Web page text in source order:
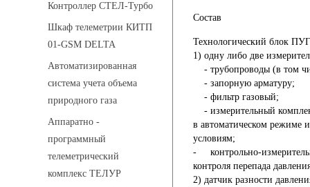
Контроллер СТЕЛ-Турбо
Шкаф телеметрии КИТП
01-GSM DELTA
Автоматизированная
система учета объема
природного газа
Аппаратно -
программный
телеметрический
комплекс ТЕЛУР
Состав
Технологический блок
1) одну либо две
- трубопроводы (в том
- запорную арматуру;
- фильтр газовый;
- измерительный
в автоматическом режиме
условиям;
-
контрольно-
контроля перепада
2) датчик разности